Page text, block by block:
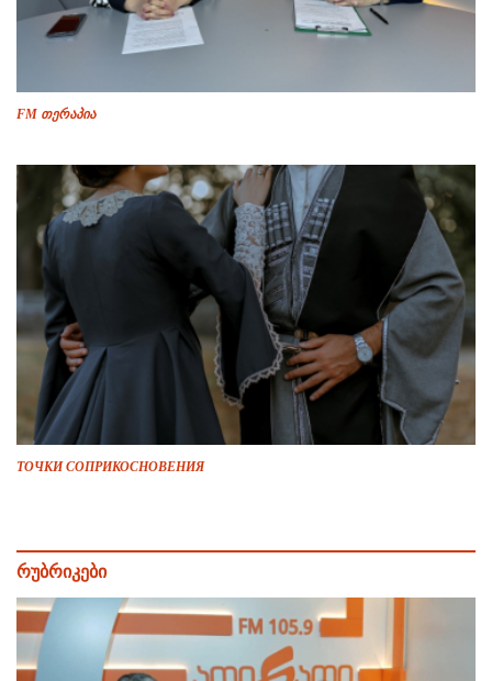
FM თერაპია
ТОЧКИ СОПРИКОСНОВЕНИЯ
რუბრიკები